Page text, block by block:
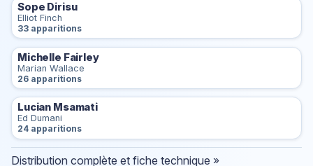
Sope Dirisu
Elliot Finch
33 apparitions
Michelle Fairley
Marian Wallace
26 apparitions
Lucian Msamati
Ed Dumani
24 apparitions
Distribution complète et fiche technique »